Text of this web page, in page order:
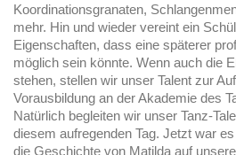
Koordinationsgranaten,
mehr. Hin und wieder vereint ein
Eigenschaften, dass eine späterer
möglich sein könnte. Wenn auch die
stehen, stellen wir unser Talent zur
Vorausbildung an der Akademie des
Natürlich begleiten wir unser Tanz-
diesem aufregenden Tag. Jetzt war
die Geschichte von Matilda auf